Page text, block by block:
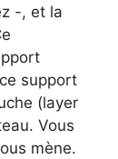
-, et la
support
(layer
Vous
mène.